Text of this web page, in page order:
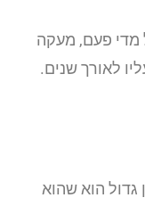
מדי פעם, מעקה
לאורך שנים.
גדול הוא שהוא